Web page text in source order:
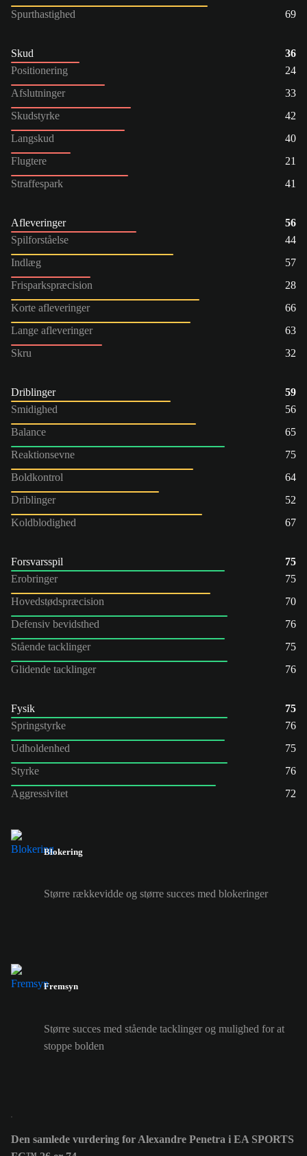
Spurthastighed
69
Skud
36
Positionering
24
Afslutninger
33
Skudstyrke
42
Langskud
40
Flugtere
21
Straffespark
41
Afleveringer
56
Spilforståelse
44
Indlæg
57
Frisparkspræcision
28
Korte afleveringer
66
Lange afleveringer
63
Skru
32
Driblinger
59
Smidighed
56
Balance
65
Reaktionsevne
75
Boldkontrol
64
Driblinger
52
Koldblodighed
67
Forsvarsspil
75
Erobringer
75
Hovedstødspræcision
70
Defensiv bevidsthed
76
Stående tacklinger
75
Glidende tacklinger
76
Fysik
75
Springstyrke
76
Udholdenhed
75
Styrke
76
Aggressivitet
72
Blokering
Større rækkevidde og større succes med blokeringer
Fremsyn
Større succes med stående tacklinger og mulighed for at
stoppe bolden
Den samlede vurdering for Alexandre Penetra i EA SPORTS